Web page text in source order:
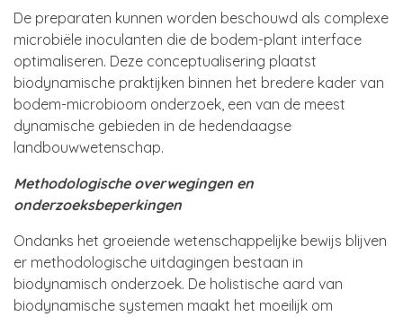
De preparaten kunnen worden beschouwd als complexe
microbiële inoculanten die de bodem-plant interface
optimaliseren. Deze conceptualisering plaatst
biodynamische praktijken binnen het bredere kader van
bodem-microbioom onderzoek, een van de meest
dynamische gebieden in de hedendaagse
landbouwwetenschap.
Methodologische overwegingen en
onderzoeksbeperkingen
Ondanks het groeiende wetenschappelijke bewijs blijven
er methodologische uitdagingen bestaan in
biodynamisch onderzoek. De holistische aard van
biodynamische systemen maakt het moeilijk om